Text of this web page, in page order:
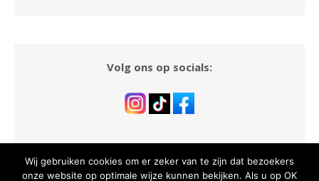
Volg ons op socials:
Wij gebruiken cookies om er zeker van te zijn dat bezoekers
onze website op optimale wijze kunnen bekijken. Als u op OK